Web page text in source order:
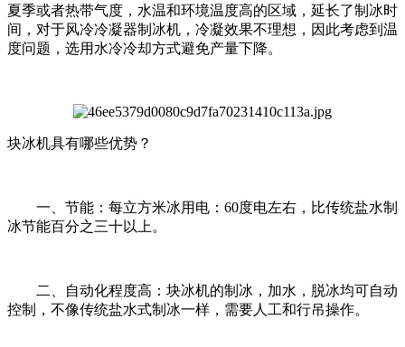
夏季或者热带气度，水温和环境温度高的区域，延长了制冰时
间，对于风冷冷凝器制冰机，冷凝效果不理想，因此考虑到温
度问题，选用水冷冷却方式避免产量下降。
块冰机具有哪些优势？
一、节能：每立方米冰用电：60度电左右，比传统盐水制
冰节能百分之三十以上。
二、自动化程度高：块冰机的制冰，加水，脱冰均可自动
控制，不像传统盐水式制冰一样，需要人工和行吊操作。